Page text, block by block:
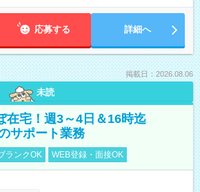
応募する 詳細へ
掲載日：2026.08.06
未読
在宅！週3～4日＆16時迄
サポート業務
ランクOK WEB登録・面接OK